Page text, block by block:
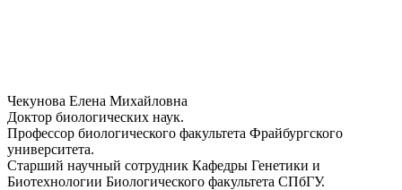
Чекунова Елена Михайловна
Доктор биологических наук.
Профессор биологического факультета Фрайбургского
университета.
Старший научный сотрудник Кафедры Генетики и
Биотехнологии Биологического факультета СПбГУ.